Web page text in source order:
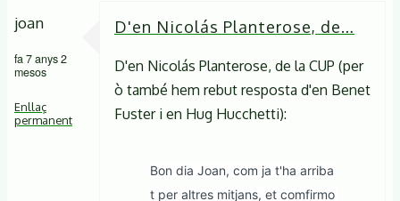
joan
fa 7 anys 2
mesos
Enllaç
permanent
D'en Nicolás Planterose, de…
D'en Nicolás Planterose, de la CUP (per
ò també hem rebut resposta d'en Benet
Fuster i en Hug Hucchetti):
Bon dia Joan, com ja t'ha arriba
t per altres mitjans, et comfirmo